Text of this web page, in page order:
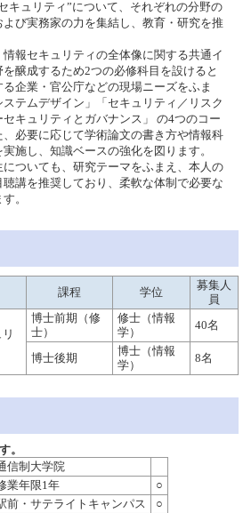
キュリティ”について、それぞれの分野の
び実務家の力を集結し、教育・研究を推
報セキュリティの全体像に関する共通イ
醸成するため2つの必修科目を設けると
企業・官公庁などの現場ニーズをふま
テムデザイン」「セキュリティ／リスク
キュリティとガバナンス」 の4つのコー
必要に応じて学術論文の書き方や情報科
施し、知識ベースの強化を図ります。
ついても、研究テーマをふまえ、本人の
講を推奨しており、柔軟な体制で必要な
。
課程 学位
募集人
員
博士前期（修
士）
修士（情報
学）
40名
博士後期
博士（情報
学）
8名
。
信制大学院
業年限1年
○
前・サテライトキャンパス
○